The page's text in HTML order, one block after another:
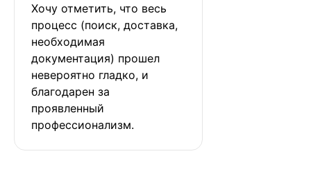
Хочу отметить, что весь
процесс (поиск, доставка,
необходимая
документация) прошел
невероятно гладко, и
благодарен за
проявленный
профессионализм.